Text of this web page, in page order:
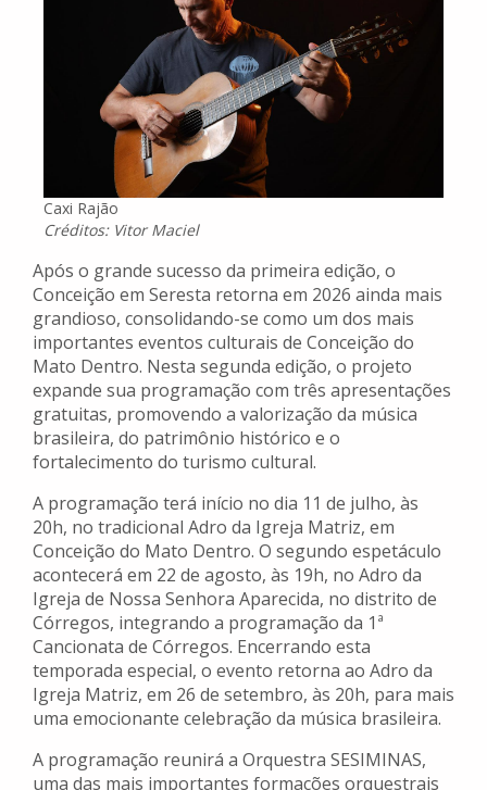
Caxi Rajão
Créditos: Vitor Maciel
Após o grande sucesso da primeira edição, o
Conceição em Seresta retorna em 2026 ainda mais
grandioso, consolidando-se como um dos mais
importantes eventos culturais de Conceição do
Mato Dentro. Nesta segunda edição, o projeto
expande sua programação com três apresentações
gratuitas, promovendo a valorização da música
brasileira, do patrimônio histórico e o
fortalecimento do turismo cultural.
A programação terá início no dia 11 de julho, às
20h, no tradicional Adro da Igreja Matriz, em
Conceição do Mato Dentro. O segundo espetáculo
acontecerá em 22 de agosto, às 19h, no Adro da
Igreja de Nossa Senhora Aparecida, no distrito de
Córregos, integrando a programação da 1ª
Cancionata de Córregos. Encerrando esta
temporada especial, o evento retorna ao Adro da
Igreja Matriz, em 26 de setembro, às 20h, para mais
uma emocionante celebração da música brasileira.
A programação reunirá a Orquestra SESIMINAS,
uma das mais importantes formações orquestrais